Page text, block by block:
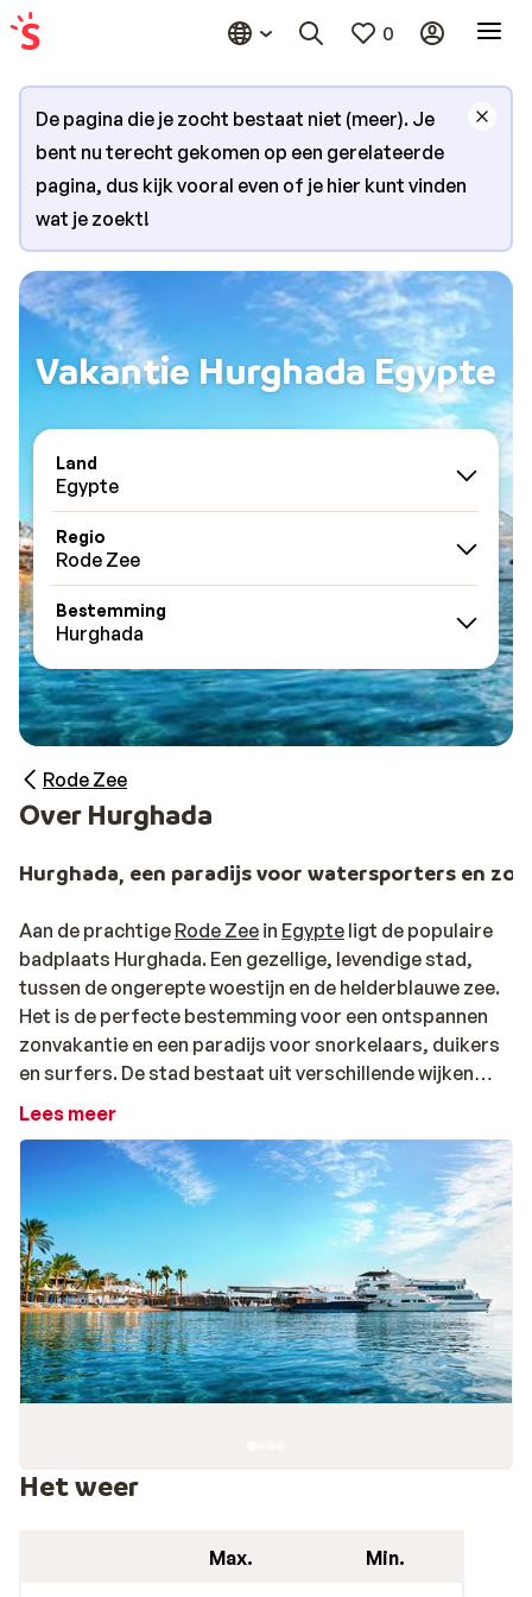
0
De pagina die je zocht bestaat niet (meer). Je
bent nu terecht gekomen op een gerelateerde
pagina, dus kijk vooral even of je hier kunt vinden
wat je zoekt!
Vakantie Hurghada Egypte
Land
Egypte
Regio
Rode Zee
Bestemming
Hurghada
Rode Zee
Over Hurghada
Hurghada, een paradijs voor watersporters en
Aan de prachtige Rode Zee in Egypte ligt de populaire
badplaats Hurghada. Een gezellige, levendige stad,
tussen de ongerepte woestijn en de helderblauwe zee.
Het is de perfecte bestemming voor een ontspannen
zonvakantie en een paradijs voor snorkelaars, duikers
en surfers. De stad bestaat uit verschillende wijken
waaronder het moderne toeristische centrum Sakkala
sfeer ervaart. Bekijk ook eens deze leuke tips over
Hurghada. Langs de lange kuststrook zuidelijk van
Sakkala liggen prachtige hotels, vaak direct aan het
strand. Ten zuiden van de stad ligt het vliegveld van
Hurghada wat betekent dat je na de landing in mum van
tijd met een cocktail aan het strand ligt, of aanschuift
voor één van de heerlijke gerechten in het restaurant
van je hotel. Alles vers bereid; van een lekkere pizza of
een frisse salade tot een echte Egyptische falafel. Krijg
perfecte vakantie
schitterende all inclusive hotels in Hurghada. Er zijn
Lees meer
Het weer
Max. Min.